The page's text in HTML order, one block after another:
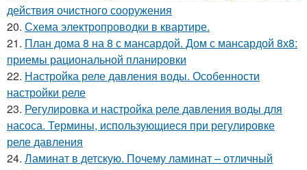
действия очистного сооружения
20. Схема электропроводки в квартире.
21. План дома 8 на 8 с мансардой. Дом с мансардой 8х8:
приемы рациональной планировки
22. Настройка реле давления воды. Особенности
настройки реле
23. Регулировка и настройка реле давления воды для
насоса. Термины, использующиеся при регулировке
реле давления
24. Ламинат в детскую. Почему ламинат – отличный